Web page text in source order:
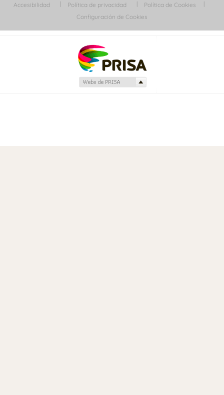
Accesibilidad
Política de privacidad
Política de Cookies
Configuración de Cookies